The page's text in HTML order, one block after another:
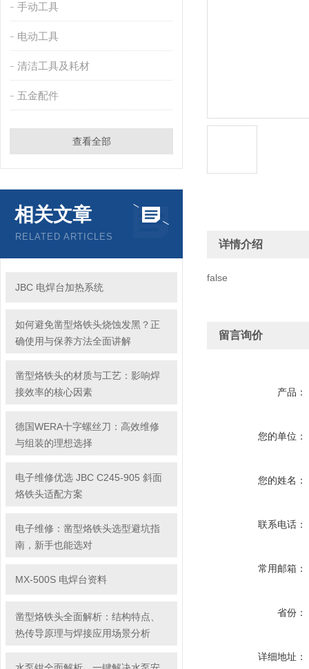
手动工具
电动工具
清洁工具及耗材
五金配件
查看全部
相关文章
RELATED ARTICLES
JBC 电焊台加热系统
如何避免凿型烙铁头烧蚀发黑？正
确使用与保养方法全面讲解
凿型烙铁头的材质与工艺：影响焊
接效率的核心因素
德国WERA十字螺丝刀：高效维修
与组装的理想选择
电子维修优选 JBC C245-905 斜面
烙铁头适配方案
电子维修：凿型烙铁头选型避坑指
南，新手也能选对
MX-500S 电焊台资料
凿型烙铁头全面解析：结构特点、
热传导原理与焊接应用场景分析
详情介绍
false
留言询价
产品：
您的单位：
您的姓名：
联系电话：
常用邮箱：
省份：
详细地址：